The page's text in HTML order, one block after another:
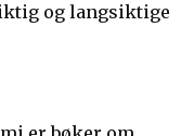
og langsiktige